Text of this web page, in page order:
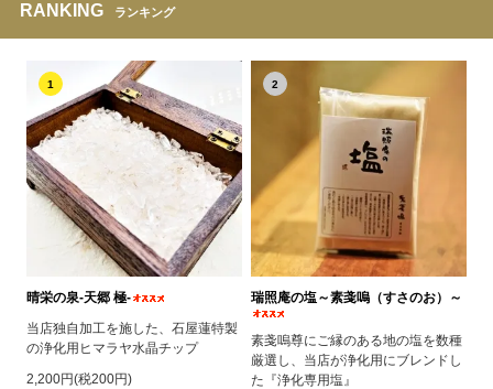
RANKING ランキング
1
晴栄の泉‐天郷 極‐
当店独自加工を施した、石屋蓮特製
の浄化用ヒマラヤ水晶チップ
2,200円(税200円)
2
瑞照庵の塩～素戔嗚（すさのお）～
素戔嗚尊にご縁のある地の塩を数種
厳選し、当店が浄化用にブレンドし
た『浄化専用塩』